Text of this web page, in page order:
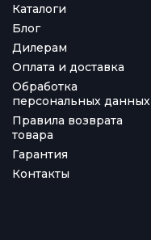
Каталоги
Блог
Дилерам
Оплата и доставка
Обработка
персональных данных
Правила возврата
товара
Гарантия
Контакты